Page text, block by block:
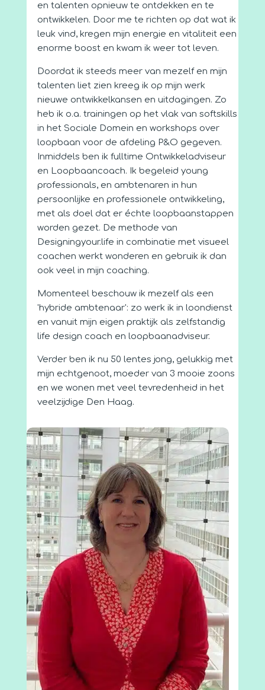
en talenten opnieuw te ontdekken en te
ontwikkelen. Door me te richten op dat wat ik
leuk vind, kregen mijn energie en vitaliteit een
enorme boost en kwam ik weer tot leven.
Doordat ik steeds meer van mezelf en mijn
talenten liet zien kreeg ik op mijn werk
nieuwe ontwikkelkansen en uitdagingen. Zo
heb ik o.a. trainingen op het vlak van softskills
in het Sociale Domein en workshops over
loopbaan voor de afdeling P&O gegeven.
Inmiddels ben ik fulltime Ontwikkeladviseur
en Loopbaancoach. Ik begeleid young
professionals, en ambtenaren in hun
persoonlijke en professionele ontwikkeling,
met als doel dat er échte loopbaanstappen
worden gezet. De methode van
Designingyour.life in combinatie met visueel
coachen werkt wonderen en gebruik ik dan
ook veel in mijn coaching.
Momenteel beschouw ik mezelf als een
'hybride ambtenaar': zo werk ik in loondienst
en vanuit mijn eigen praktijk als zelfstandig
life design coach en loopbaanadviseur.
Verder ben ik nu 50 lentes jong, gelukkig met
mijn echtgenoot, moeder van 3 mooie zoons
en we wonen met veel tevredenheid in het
veelzijdige Den Haag.